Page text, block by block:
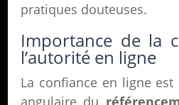
pratiques douteuses.
Importance de la
l’autorité en ligne
La confiance en ligne
angulaire du